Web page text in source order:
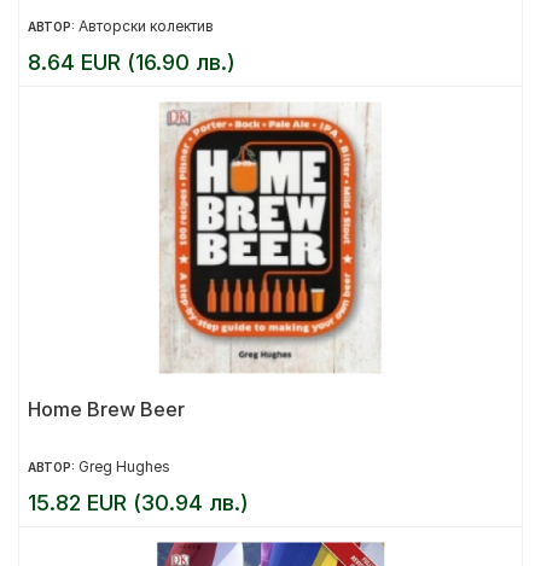
АВТОР: Авторски колектив
8.64 EUR (16.90 лв.)
Home Brew Beer
АВТОР: Greg Hughes
15.82 EUR (30.94 лв.)